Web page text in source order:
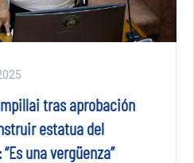
tras aprobación
estatua del
una vergüenza”